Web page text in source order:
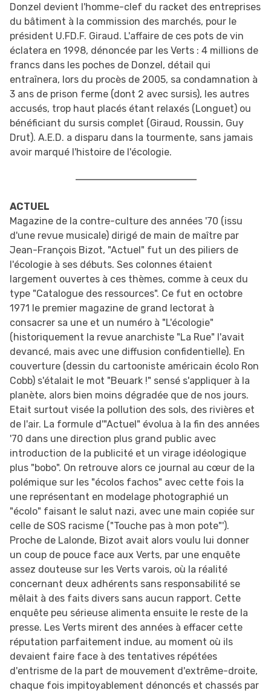
Donzel devient l'homme-clef du racket des entreprises
du bâtiment à la commission des marchés, pour le
président U.FD.F. Giraud. L'affaire de ces pots de vin
éclatera en 1998, dénoncée par les Verts : 4 millions de
francs dans les poches de Donzel, détail qui
entraînera, lors du procès de 2005, sa condamnation à
3 ans de prison ferme (dont 2 avec sursis), les autres
accusés, trop haut placés étant relaxés (Longuet) ou
bénéficiant du sursis complet (Giraud, Roussin, Guy
Drut). A.E.D. a disparu dans la tourmente, sans jamais
avoir marqué l'histoire de l'écologie.
ACTUEL
Magazine de la contre-culture des années '70 (issu
d'une revue musicale) dirigé de main de maître par
Jean-François Bizot, "Actuel" fut un des piliers de
l'écologie à ses débuts. Ses colonnes étaient
largement ouvertes à ces thèmes, comme à ceux du
type "Catalogue des ressources". Ce fut en octobre
1971 le premier magazine de grand lectorat à
consacrer sa une et un numéro à "L'écologie"
(historiquement la revue anarchiste "La Rue" l'avait
devancé, mais avec une diffusion confidentielle). En
couverture (dessin du cartooniste américain écolo Ron
Cobb) s'étalait le mot "Beuark !" sensé s'appliquer à la
planète, alors bien moins dégradée que de nos jours.
Etait surtout visée la pollution des sols, des rivières et
de l'air. La formule d'"Actuel" évolua à la fin des années
'70 dans une direction plus grand public avec
introduction de la publicité et un virage idéologique
plus "bobo". On retrouve alors ce journal au cœur de la
polémique sur les "écolos fachos" avec cette fois la
une représentant en modelage photographié un
"écolo" faisant le salut nazi, avec une main copiée sur
celle de SOS racisme ("Touche pas à mon pote"').
Proche de Lalonde, Bizot avait alors voulu lui donner
un coup de pouce face aux Verts, par une enquête
assez douteuse sur les Verts varois, où la réalité
concernant deux adhérents sans responsabilité se
mêlait à des faits divers sans aucun rapport. Cette
enquête peu sérieuse alimenta ensuite le reste de la
presse. Les Verts mirent des années à effacer cette
réputation parfaitement indue, au moment où ils
devaient faire face à des tentatives répétées
d'entrisme de la part de mouvement d'extrême-droite,
chaque fois impitoyablement dénoncés et chassés par